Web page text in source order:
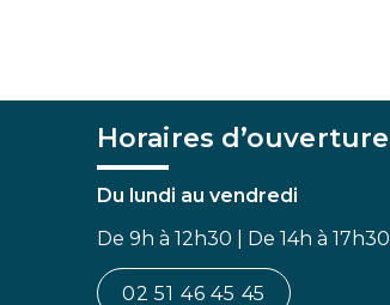
Horaires d’ouverture
Du lundi au vendredi
De 9h à 12h30 | De 14h à 17h30
02 51 46 45 45